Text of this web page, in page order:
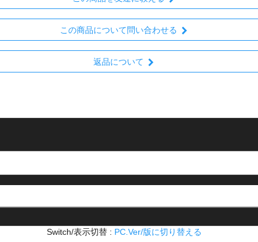
この商品について問い合わせる
返品について
Switch/表示切替 : PC.Ver/版に切り替える